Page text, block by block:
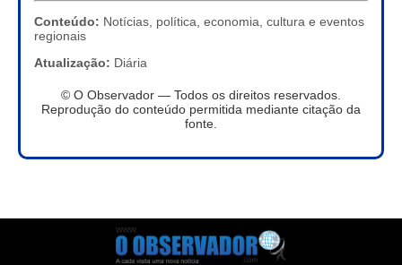
Conteúdo: Notícias, política, economia, cultura e eventos
regionais
Atualização: Diária
© O Observador — Todos os direitos reservados.
Reprodução do conteúdo permitida mediante citação da
fonte.